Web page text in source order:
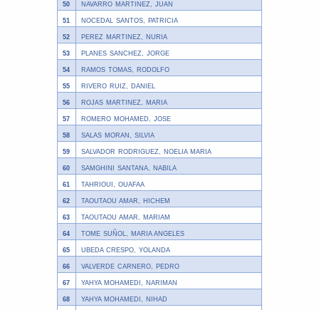
50 NAVARRO MARTINEZ, JUAN
51 NOCEDAL SANTOS, PATRICIA
52 PEREZ MARTINEZ, NURIA
53 PLANES SANCHEZ, JORGE
54 RAMOS TOMAS, RODOLFO
55 RIVERO RUIZ, DANIEL
56 ROJAS MARTINEZ, MARIA
57 ROMERO MOHAMED, JOSE
58 SALAS MORAN, SILVIA
59 SALVADOR RODRIGUEZ, NOELIA MARIA
60 SAMGHINI SANTANA, NABILA
61 TAHRIOUI, OUAFAA
62 TAOUTAOU AMAR, HICHEM
63 TAOUTAOU AMAR, MARIAM
64 TOME SUÑOL, MARIA ANGELES
65 UBEDA CRESPO, YOLANDA
66 VALVERDE CARNERO, PEDRO
67 YAHYA MOHAMEDI, NARIMAN
68 YAHYA MOHAMEDI, NIHAD